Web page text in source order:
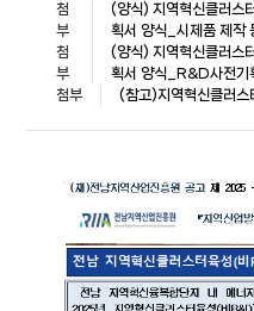
첨
부
(양식) 지역혁신클러스
획서 양식_시제품 제
첨
부
(양식) 지역혁신클러스
획서 양식_R&D사전
첨부
(참고)지역혁신클러